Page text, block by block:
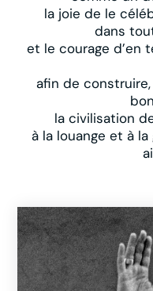
la joie de le
dans
et le courage d’en
afin de
la civilisation
à la louange et à